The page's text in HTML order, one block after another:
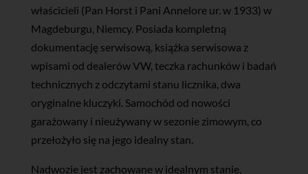
właścicieli (Pan Horst i Pani Annelore ur. w 1933) w
Magdeburgu, Niemcy. Posiada kompletną
dokumentację serwisową, książka serwisowa z
wpisami od dealerów VW, teczka rachunków i badań
technicznych z odczytami stanu licznika, dwa
oryginalne kluczyki. Samochód od nowości
garażowany i nieużywany w sezonie zimowym, co
przełożyło się na jego idealny stan.
Nadwozie jest zachowane w idealnym stanie,